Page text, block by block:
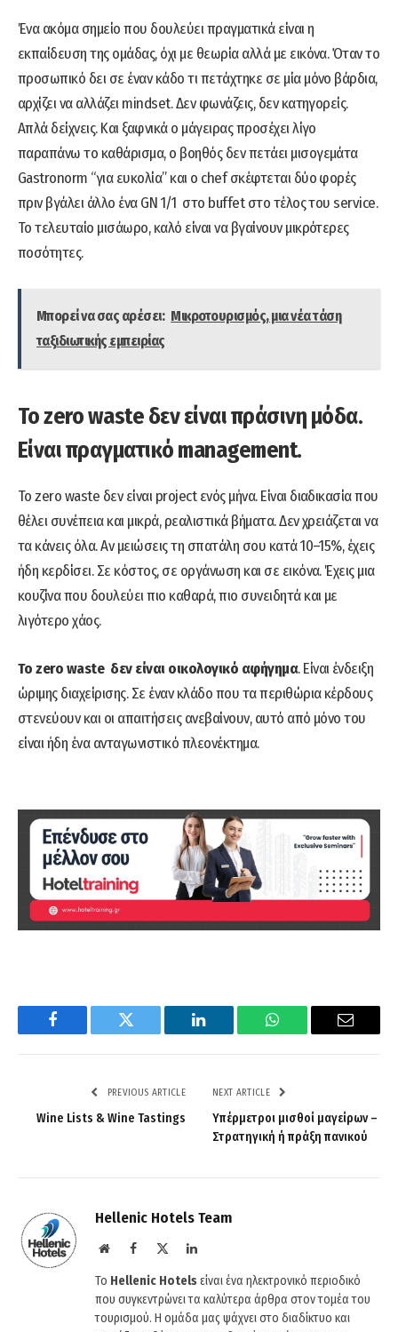
Ένα ακόμα σημείο που δουλεύει πραγματικά είναι η
εκπαίδευση της ομάδας, όχι με θεωρία αλλά με εικόνα. Όταν το
προσωπικό δει σε έναν κάδο τι πετάχτηκε σε μία μόνο βάρδια,
αρχίζει να αλλάζει mindset. Δεν φωνάζεις, δεν κατηγορείς.
Απλά δείχνεις. Και ξαφνικά ο μάγειρας προσέχει λίγο
παραπάνω το καθάρισμα, ο βοηθός δεν πετάει μισογεμάτα
Gastronorm “για ευκολία” και ο chef σκέφτεται δύο φορές
πριν βγάλει άλλο ένα GN 1/1 στο buffet στο τέλος του service.
Το τελευταίο μισάωρο, καλό είναι να βγαίνουν μικρότερες
ποσότητες.
Μπορεί να σας αρέσει: Μικροτουρισμός, μια νέα τάση
ταξιδιωτικής εμπειρίας
Το zero waste δεν είναι πράσινη μόδα.
Είναι πραγματικό management.
Το zero waste δεν είναι project ενός μήνα. Είναι διαδικασία που
θέλει συνέπεια και μικρά, ρεαλιστικά βήματα. Δεν χρειάζεται να
τα κάνεις όλα. Αν μειώσεις τη σπατάλη σου κατά 10–15%, έχεις
ήδη κερδίσει. Σε κόστος, σε οργάνωση και σε εικόνα. Έχεις μια
κουζίνα που δουλεύει πιο καθαρά, πιο συνειδητά και με
λιγότερο χάος.
Το zero waste δεν είναι οικολογικό αφήγημα. Είναι ένδειξη
ώριμης διαχείρισης. Σε έναν κλάδο που τα περιθώρια κέρδους
στενεύουν και οι απαιτήσεις ανεβαίνουν, αυτό από μόνο του
είναι ήδη ένα ανταγωνιστικό πλεονέκτημα.
Facebook Twitter LinkedIn WhatsApp Email
PREVIOUS ARTICLE
Wine Lists & Wine Tastings
NEXT ARTICLE
Υπέρμετροι μισθοί μαγείρων –
Στρατηγική ή πράξη πανικού
Hellenic Hotels Team
WebsiteFacebook LinkedIn
Το Hellenic Hotelsείναι ένα ηλεκτρονικό περιοδικό
που συγκεντρώνει τα καλύτερα άρθρα στον τομέα του
τουρισμού. Η ομάδα μας ψάχνει στο διαδίκτυο και